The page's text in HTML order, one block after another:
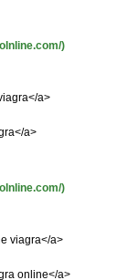
)
a>
a>
)
viagra</a>
online</a>